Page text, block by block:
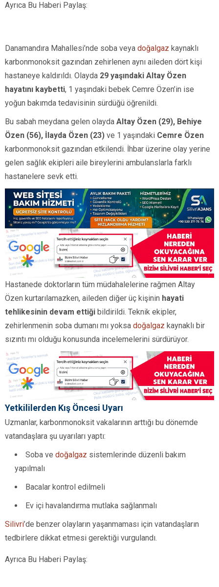
Ayrıca Bu Haberi Paylaş:
Danamandıra Mahallesi’nde soba veya doğalgaz kaynaklı
karbonmonoksit gazından zehirlenen aynı aileden dört kişi
hastaneye kaldırıldı. Olayda 29 yaşındaki Altay Özen
hayatını kaybetti, 1 yaşındaki bebek Cemre Özen’in ise
yoğun bakımda tedavisinin sürdüğü öğrenildi.
Bu sabah meydana gelen olayda Altay Özen (29), Behiye
Özen (56), İlayda Özen (23) ve 1 yaşındaki Cemre Özen
karbonmonoksit gazından etkilendi. İhbar üzerine olay yerine
gelen sağlık ekipleri aile bireylerini ambulanslarla farklı
hastanelere sevk etti.
Hastanede doktorların tüm müdahalelerine rağmen Altay
Özen kurtarılamazken, aileden diğer üç kişinin hayati
tehlikesinin devam ettiği bildirildi. Teknik ekipler,
zehirlenmenin soba dumanı mı yoksa doğalgaz kaynaklı bir
sızıntı mı olduğu konusunda incelemelerini sürdürüyor.
Yetkililerden Kış Öncesi Uyarı
Uzmanlar, karbonmonoksit vakalarının arttığı bu dönemde
vatandaşlara şu uyarıları yaptı:
Soba ve doğalgaz sistemlerinde düzenli bakım
yapılmalı
Bacalar kontrol edilmeli
Ev içi havalandırma mutlaka sağlanmalı
Silivri’de benzer olayların yaşanmaması için vatandaşların
tedbirlere dikkat etmesi gerektiği vurgulandı.
Ayrıca Bu Haberi Paylaş: